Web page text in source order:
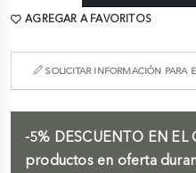
AGREGAR A FAVORITOS
SOLICITAR INFORMACIÓN PARA
-5% DESCUENTO EN EL
productos en oferta